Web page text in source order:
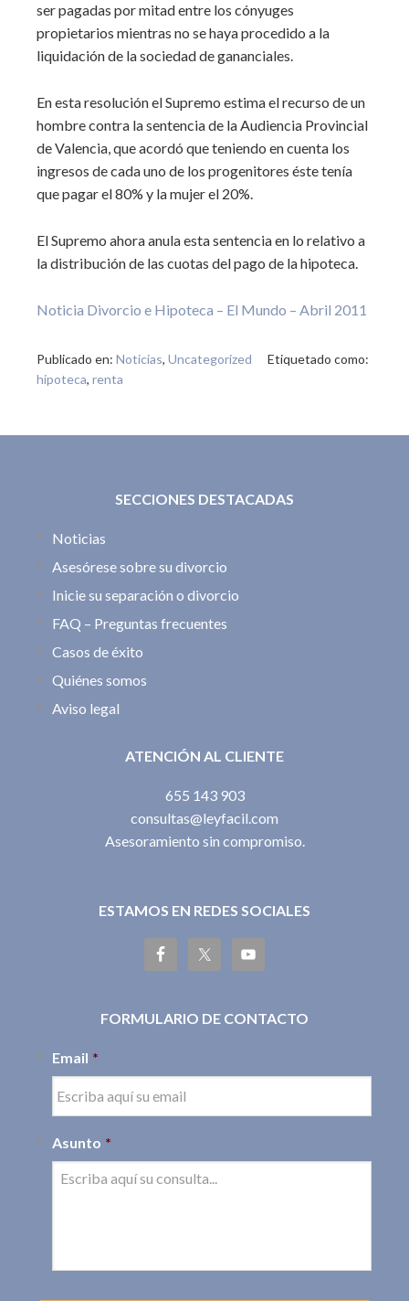
ser pagadas por mitad entre los cónyuges
propietarios mientras no se haya procedido a la
liquidación de la sociedad de gananciales.
En esta resolución el Supremo estima el recurso de un
hombre contra la sentencia de la Audiencia Provincial
de Valencia, que acordó que teniendo en cuenta los
ingresos de cada uno de los progenitores éste tenía
que pagar el 80% y la mujer el 20%.
El Supremo ahora anula esta sentencia en lo relativo a
la distribución de las cuotas del pago de la hipoteca.
Noticia Divorcio e Hipoteca – El Mundo – Abril 2011
Publicado en: Noticias, Uncategorized
Etiquetado como:
hipoteca, renta
SECCIONES DESTACADAS
Noticias
Asesórese sobre su divorcio
Inicie su separación o divorcio
FAQ – Preguntas frecuentes
Casos de éxito
Quiénes somos
Aviso legal
ATENCIÓN AL CLIENTE
655 143 903
consultas@leyfacil.com
Asesoramiento sin compromiso.
ESTAMOS EN REDES SOCIALES
FORMULARIO DE CONTACTO
Email *
Asunto *